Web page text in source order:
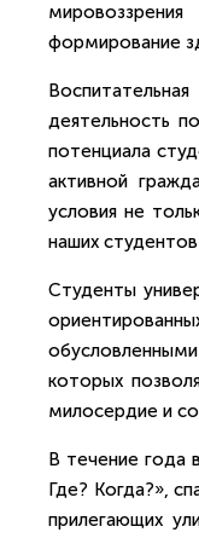
формирование
деятельность
потенциала
активной
условия не
наших
Студенты
которых
милосердие и
В течение года
Где? Когда?»,
прилегающих